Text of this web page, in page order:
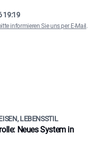
19:19
informieren Sie uns per E-Mail .
LEBENSSTIL
Neues System in